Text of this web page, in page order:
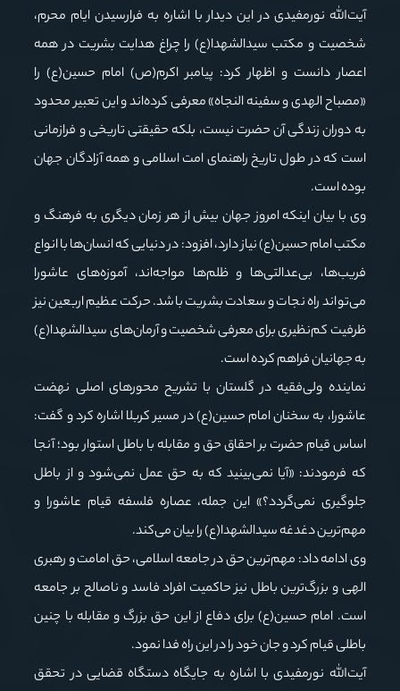
آیت‌الله نورمفیدی در این دیدار با اشاره به فرارسیدن ایام محرم،
شخصیت و مکتب سیدالشهدا(ع) را چراغ هدایت بشریت در همه
اعصار دانست و اظهار کرد: پیامبر اکرم(ص) امام حسین(ع) را
«مصباح الهدی و سفینه النجاه» معرفی کرده‌اند و این تعبیر محدود
به دوران زندگی آن حضرت نیست، بلکه حقیقتی تاریخی و فرازمانی
است که در طول تاریخ راهنمای امت اسلامی و همه آزادگان جهان
بوده است.
وی با بیان اینکه امروز جهان بیش از هر زمان دیگری به فرهنگ و
مکتب امام حسین(ع) نیاز دارد، افزود: در دنیایی که انسان‌ها با انواع
فریب‌ها، بی‌عدالتی‌ها و ظلم‌ها مواجه‌اند، آموزه‌های عاشورا
می‌تواند راه نجات و سعادت بشریت باشد. حرکت عظیم اربعین نیز
ظرفیت کم‌نظیری برای معرفی شخصیت و آرمان‌های سیدالشهدا(ع)
به جهانیان فراهم کرده است.
نماینده ولی‌فقیه در گلستان با تشریح محورهای اصلی نهضت
عاشورا، به سخنان امام حسین(ع) در مسیر کربلا اشاره کرد و گفت:
اساس قیام حضرت بر احقاق حق و مقابله با باطل استوار بود؛ آنجا
که فرمودند: «آیا نمی‌بینید که به حق عمل نمی‌شود و از باطل
جلوگیری نمی‌گردد؟» این جمله، عصاره فلسفه قیام عاشورا و
مهم‌ترین دغدغه سیدالشهدا(ع) را بیان می‌کند.
وی ادامه داد: مهم‌ترین حق در جامعه اسلامی، حق امامت و رهبری
الهی و بزرگ‌ترین باطل نیز حاکمیت افراد فاسد و ناصالح بر جامعه
است. امام حسین(ع) برای دفاع از این حق بزرگ و مقابله با چنین
باطلی قیام کرد و جان خود را در این راه فدا نمود.
آیت‌الله نورمفیدی با اشاره به جایگاه دستگاه قضایی در تحقق